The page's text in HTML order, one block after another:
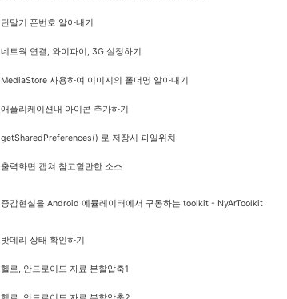
단말기 폰번호 알아내기
네트웍 연결, 와이파이, 3G 설정하기
MediaStore 사용하여 이미지의 폴더명 알아내기
애플리케이션내 아이콘 추가하기
getSharedPreferences() 로 저장시 파일위치
출력화면 캡쳐 참고할만한 소스
증감현실을 Android 에뮬레이터에서 구동하는 toolkit - NyArToolkit
밧데리 상태 확인하기
헬로, 안드로이드 자료 분할압축1